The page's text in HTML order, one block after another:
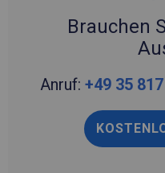
Brauchen
Anruf: +49 35